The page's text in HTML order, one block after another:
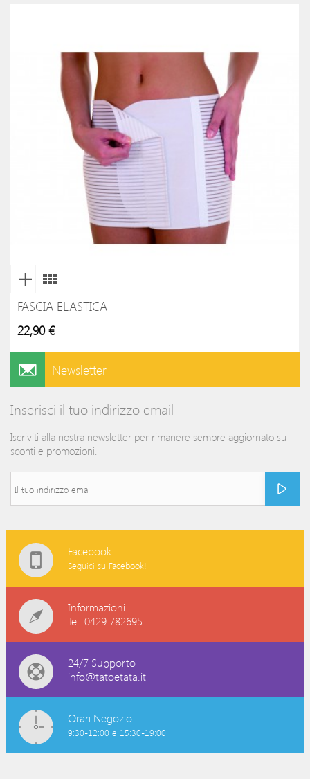
FASCIA ELASTICA
22,90 €
Newsletter
Inserisci il tuo indirizzo email
Iscriviti alla nostra newsletter per rimanere sempre aggiornato su
sconti e promozioni.
Facebook
Seguici su Facebook!
Informazioni
Tel: 0429 782695
24/7 Supporto
info@tatoetata.it
Orari Negozio
9:30-12:00 e 15:30-19:00